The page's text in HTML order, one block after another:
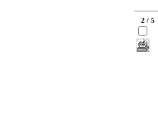
2 / 5